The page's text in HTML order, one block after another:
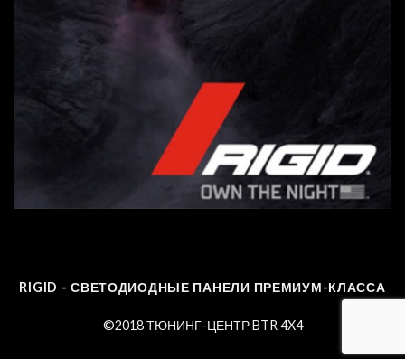
RIGID - СВЕТОДИОДНЫЕ ПАНЕЛИ ПРЕМИУМ-КЛАССА
©2018 ТЮНИНГ-ЦЕНТР BTR 4X4